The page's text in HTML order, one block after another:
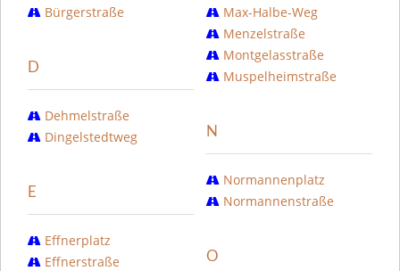
Bürgerstraße
D
Dehmelstraße
Dingelstedtweg
E
Effnerplatz
Effnerstraße
Max-Halbe-Weg
Menzelstraße
Montgelasstraße
Muspelheimstraße
N
Normannenplatz
Normannenstraße
O